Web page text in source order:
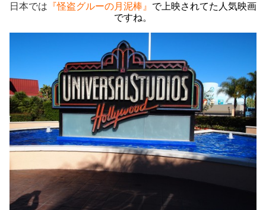
日本では 『怪盗グルーの月泥棒』 で上映されてた人気映画
ですね。